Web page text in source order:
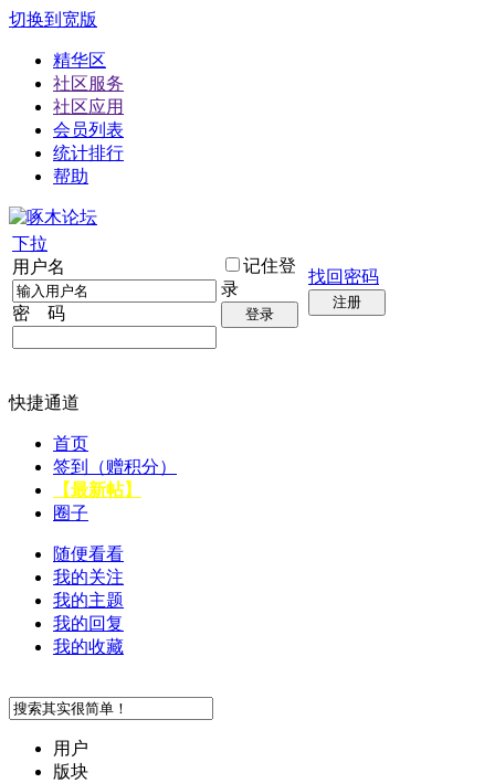
切换到宽版
精华区
社区服务
社区应用
会员列表
统计排行
帮助
下拉
用户名
密 码
记住登
录
登录
找回密码
注册
快捷通道
首页
签到（赠积分）
【最新帖】
圈子
随便看看
我的关注
我的主题
我的回复
我的收藏
用户
版块